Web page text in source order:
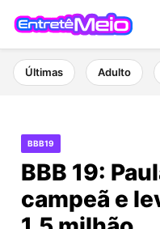
Últimas Adulto
BBB19
BBB 19:
campeã e